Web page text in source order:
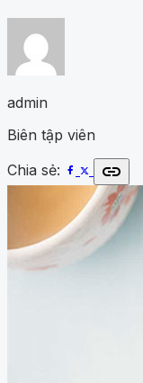
admin
Biên tập viên
Chia sẻ:
link